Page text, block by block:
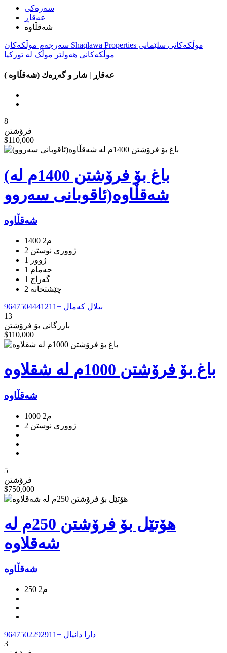
سه‌ره‌کی
عه‌قاڕ
شەقڵاوە
Shaqlawa Properties موڵكەكانی سلێمانی
موڵكەكانی هەولێر موڵک لە تورکیا
عه‌قاڕ | شار و گه‌ڕه‌ك (شەقڵاوە )
8
فرۆشتن
$110,000
(باغ بۆ فرۆشتن 1400م لە
شەقڵاوە(ئاقوبانی سەروو
شەقڵاوە
1400 م2
2 ژووری نوستن
1 ژوور
1 حەمام
1 گه‌راج
بیلال کەمال +9647504441211
13
بازرگانی بۆ فرۆشتن
$110,000
باغ بۆ فرۆشتن 1000م لە شقلاوە
شەقڵاوە
1000 م2
2 ژووری نوستن
5
فرۆشتن
$750,000
هۆتێل بۆ فرۆشتن 250م لە
شەقلاوە
شەقڵاوە
250 م2
دارا دانیال +9647502292911
3